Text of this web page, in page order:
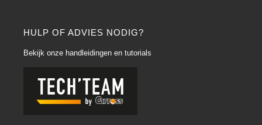
HULP OF ADVIES NODIG?
Bekijk onze handleidingen en tutorials